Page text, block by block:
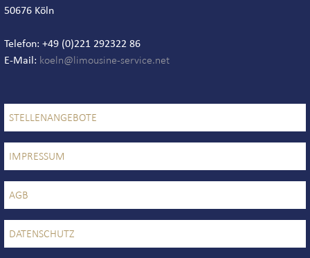
50676 Köln
Telefon: +49 (0)221 292322 86
E-Mail:
STELLENANGEBOTE
IMPRESSUM
AGB
DATENSCHUTZ